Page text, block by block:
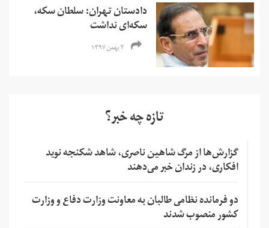
دادستان تهران: سلطان سکه،
سکه‌ای نداشت
۲ بهمن ۱۳۹۷
تازه چه خبر؟
گزارش‌ها از مرگ شاهین ناصری، شاهد شکنجه نوید
افکاری، در زندان خبر می‌دهند
دو فرمانده نظامی طالبان به معاونت وزارت دفاع و وزارت
کشور منصوب شدند